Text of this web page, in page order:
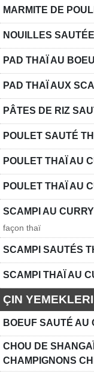
MARMITE DE
NOUILLES
PAD THAÏ AU
PAD THAÏ AUX
PÂTES DE RIZ
POULET SAUTÉ
POULET THAÏ AU
POULET THAÏ AU
SCAMPI AU
façon thaï
SCAMPI SAUTÉS
SCAMPI THAÏ AU
ÇIN YEMEKLERI
BOEUF SAUTÉ AU
CHOU DE
CHAMPIGNONS